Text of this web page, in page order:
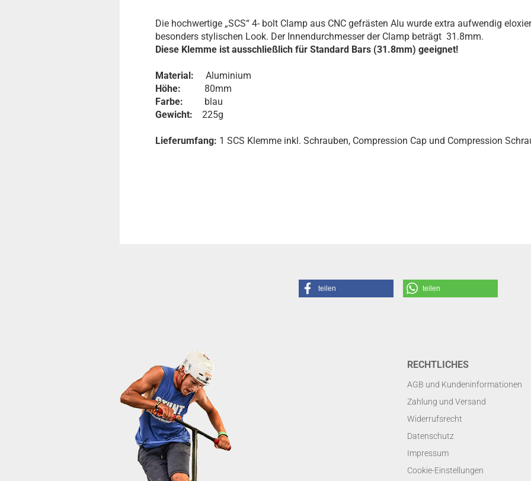
Die hochwertige „SCS“ 4- bolt Clamp aus CNC gefrästen Alu wurde extra aufwendig
besonders stylischen Look. Der Innendurchmesser der Clamp beträgt 31.8mm.
Diese Klemme ist ausschließlich für Standard Bars (31.8mm) geeignet!
Material: Aluminium
Höhe: 80mm
Farbe: blau
Gewicht: 225g
Lieferumfang: 1 SCS Klemme inkl. Schrauben, Compression Cap und Compression
teilen teilen
RECHTLICHES
AGB und Kundeninformationen
Zahlung und Versand
Widerrufsrecht
Datenschutz
Impressum
Cookie-Einstellungen